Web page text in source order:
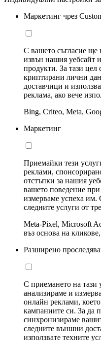
Маркетинг чрез
С вашето съгласие
извън нашия уебсайт
продукти. За тази
криптирани лични
доставчици и
реклама, ако вече
Bing, Criteo, Meta,
Маркетинг
Приемайки тези
реклами,
отстъпки за нашия
вашето поведение
измерваме успеха им.
следните услуги от
Meta-Pixel, Microsoft
въз основа на
Разширено
С приемането на тази
анализираме и
онлайн реклами,
кампаниите си. За да
синхронизираме
следните външни
използвате техните